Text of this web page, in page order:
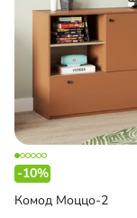
-10%
Комод Моццо-2